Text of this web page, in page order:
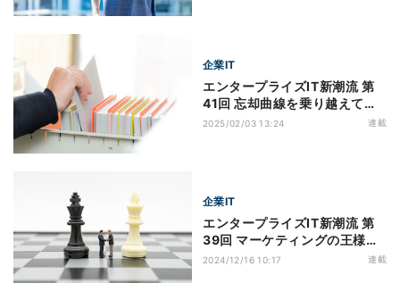
企業IT
エンタープライズIT新潮流 第
41回 忘却曲線を乗り越えて頭
の中に知識の引き出しを作る
2025/02/03 13:24 連載
企業IT
エンタープライズIT新潮流 第
39回 マーケティングの王様は
誰だ？
2024/12/16 10:17 連載